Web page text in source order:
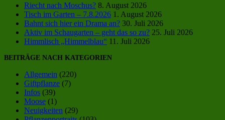
Riecht nach Moschus? 8. August 2026
Tisch im Garten – 7.8.2026 1. August 2026
Bahnt sich hier ein Drama an? 30. Juli 2026
Aktiv im Schaugarten – geht das so zu? 25. Juli 2026
Himmlisch „Himmelblau“ 11. Juli 2026
BEITRÄGE NACH KATEGORIEN
Allgemein (220)
Giftpflanze (7)
Infos (39)
Moose (1)
Neuigkeiten (29)